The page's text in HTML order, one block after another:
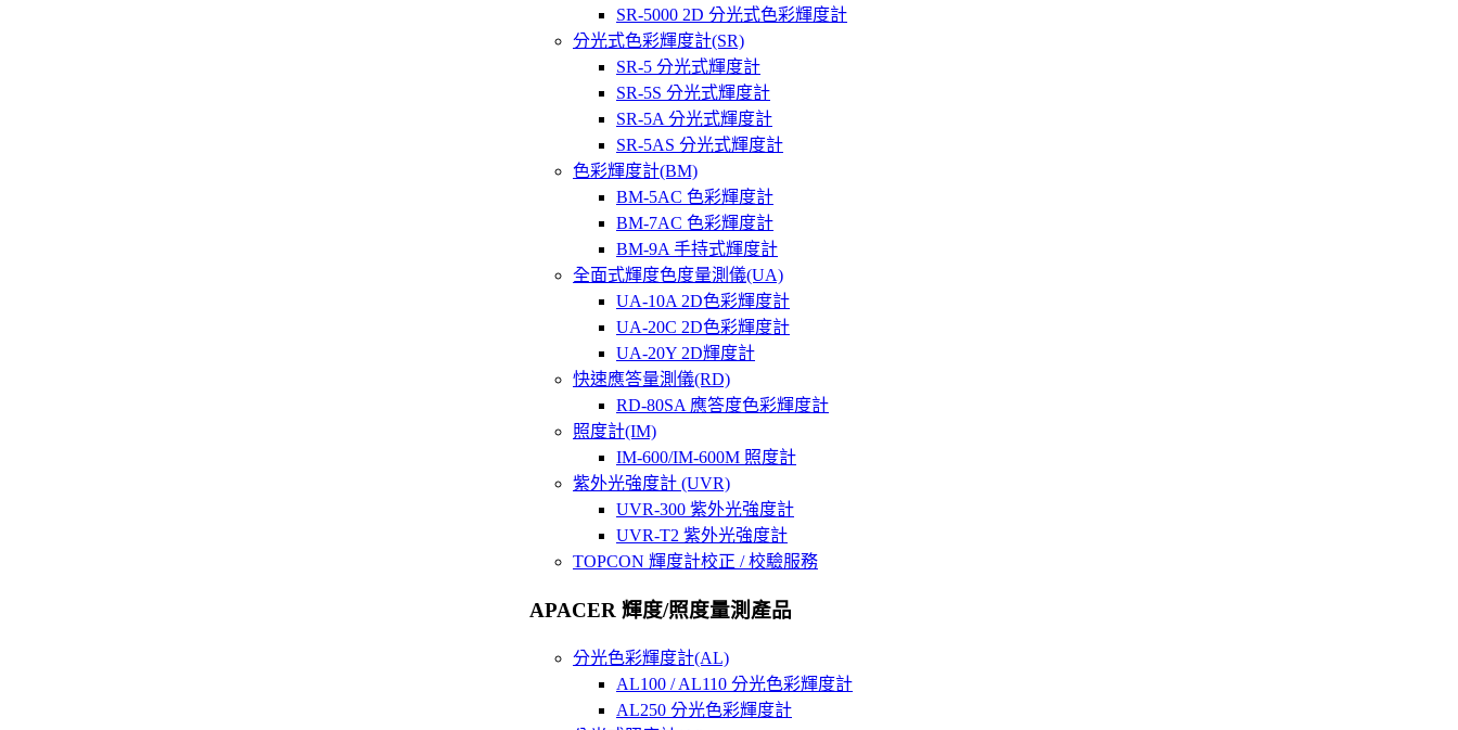
SR-5000 2D 分光式色彩輝度計
分光式色彩輝度計(SR)
SR-5 分光式輝度計
SR-5S 分光式輝度計
SR-5A 分光式輝度計
SR-5AS 分光式輝度計
色彩輝度計(BM)
BM-5AC 色彩輝度計
BM-7AC 色彩輝度計
BM-9A 手持式輝度計
全面式輝度色度量測儀(UA)
UA-10A 2D色彩輝度計
UA-20C 2D色彩輝度計
UA-20Y 2D輝度計
快速應答量測儀(RD)
RD-80SA 應答度色彩輝度計
照度計(IM)
IM-600/IM-600M 照度計
紫外光強度計 (UVR)
UVR-300 紫外光強度計
UVR-T2 紫外光強度計
TOPCON 輝度計校正 / 校驗服務
APACER 輝度/照度量測產品
分光色彩輝度計(AL)
AL100 / AL110 分光色彩輝度計
AL250 分光色彩輝度計